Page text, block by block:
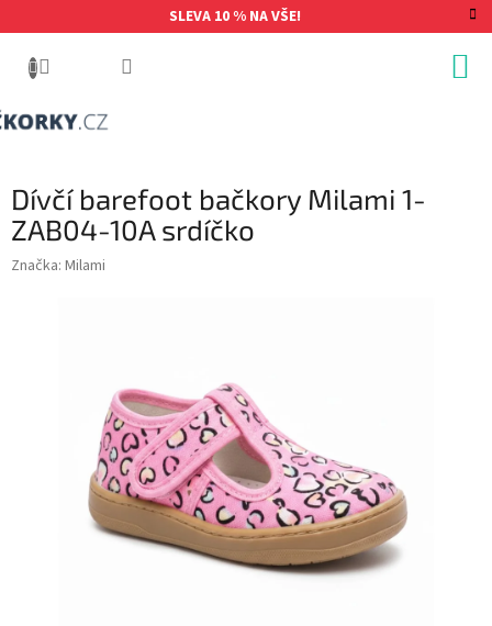
na
SLEVA 10 % NA VŠE!
Dívčí barefoot bačkory Milami 1-
ZAB04-10A srdíčko
Značka: Milami